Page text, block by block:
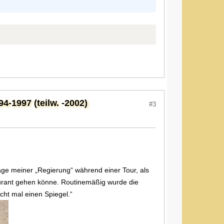
1997 (teilw. -2002) #3
meiner „Regierung“ während einer Tour, als
gehen könne. Routinemäßig wurde die
mal einen Spiegel.“